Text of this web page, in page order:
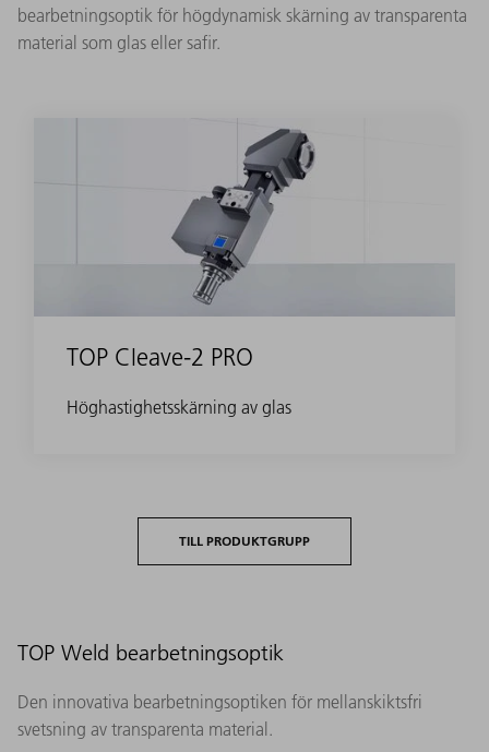
bearbetningsoptik för högdynamisk skärning av transparenta
material som glas eller safir.
TOP Cleave-2 PRO
Höghastighetsskärning av glas
TILL PRODUKTGRUPP
TOP Weld bearbetningsoptik
Den innovativa bearbetningsoptiken för mellanskiktsfri
svetsning av transparenta material.